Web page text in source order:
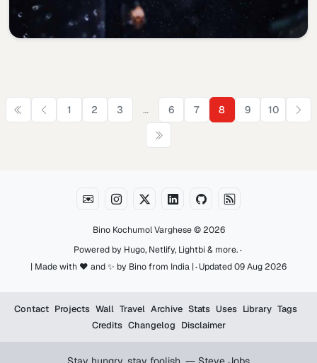
1 2 3 … 6 7 8 9 10
Bino Kochumol Varghese© 2026
Powered by Hugo, Netlify, Lightbi & more.·
| Made with ♥️ and ✨ by Bino from India |·Updated 09 Aug 2026
Contact Projects Wall Travel Archive Stats Uses Library Tags
Credits Changelog Disclaimer